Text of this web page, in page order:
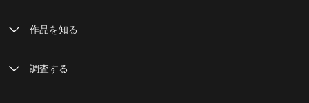
作品を知る
調査する